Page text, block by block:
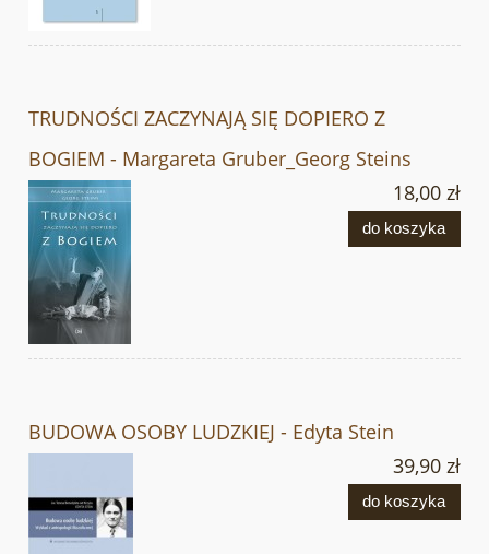
TRUDNOŚCI ZACZYNAJĄ SIĘ DOPIERO Z
BOGIEM - Margareta Gruber_Georg Steins
18,00 zł
do koszyka
BUDOWA OSOBY LUDZKIEJ - Edyta Stein
39,90 zł
do koszyka